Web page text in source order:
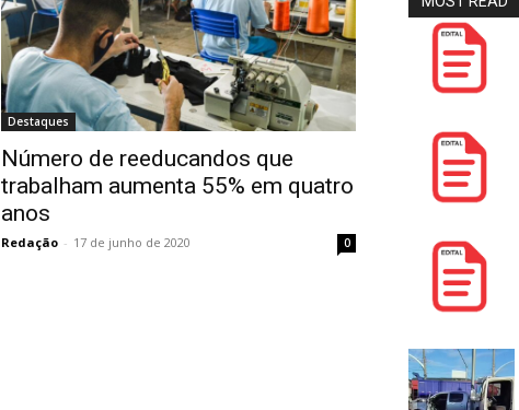
Destaques
Número de reeducandos que
trabalham aumenta 55% em quatro
anos
Redação - 17 de junho de 2020 0